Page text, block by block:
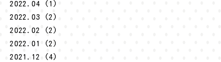
2022.04 (1)
2022.03 (2)
2022.02 (2)
2022.01 (2)
2021.12 (4)